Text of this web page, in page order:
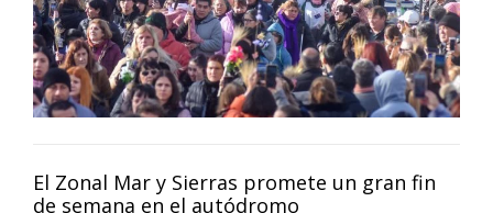
El Zonal Mar y Sierras promete un gran fin
de semana en el autódromo